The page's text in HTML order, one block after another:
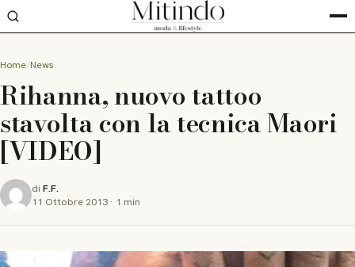
Home News
Rihanna, nuovo tattoo
stavolta con la tecnica Maori
[VIDEO]
di F.F.
11 Ottobre 2013 · 1 min